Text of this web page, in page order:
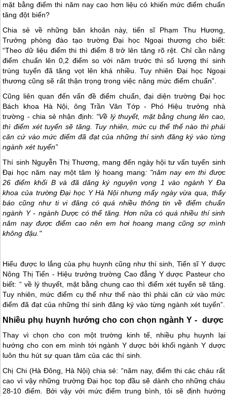
mặt bằng điểm thi năm nay cao hơn liệu có khiến mức điểm chuẩn
tăng đột biến?
Chia sẻ về những băn khoăn này, tiến sĩ Phạm Thu Hương,
Trưởng phòng đào tạo trường Đại học Ngoại thương cho biết:
“Theo dữ liệu điểm thi thì điểm 8 trở lên tăng rõ rệt. Chỉ cần nâng
điểm chuẩn lên 0,2 điểm so với năm trước thì số lượng thí sinh
trúng tuyển đã tăng vọt lên khá nhiều. Tuy nhiên Đại học Ngoại
thương cũng sẽ rất thận trọng trong việc nâng mức điểm chuẩn”.
Cũng liên quan đến vấn đề điểm chuẩn, đại diện trường Đại học
Bách khoa Hà Nội, ông Trần Văn Tớp - Phó Hiệu trưởng nhà
trường - chia sẻ nhận định: “Về lý thuyết, mặt bằng chung lên cao,
thì điểm xét tuyển sẽ tăng. Tuy nhiên, mức cụ thể thế nào thì phải
căn cứ vào mức điểm đã đạt của những thí sinh đăng ký vào từng
ngành xét tuyển”
Thí sinh Nguyễn Thị Thương, mang đến ngày hội tư vấn tuyển sinh
Đại học năm nay một tâm lý hoang mang: "năm nay em thi được
26 điểm khối B và đã dăng ký nguyện vọng 1 vào ngành Y Đa
khoa của trường Đại học Y Hà Nội nhưng mấy ngày vừa qua, thấy
báo cũng như ti vi đăng có quá nhiều thông tin về điểm chuẩn
ngành Y - ngành Dược có thể tăng. Hơn nữa có quá nhiều thí sinh
năm nay được điểm cao nên em hơi hoang mang cũng sợ mình
không đậu."
Hiểu được lo lắng của phụ huynh cũng như thí sinh, Tiến sĩ Y dược
Nông Thị Tiến - Hiệu trưởng trường Cao đẳng Y dược Pasteur cho
biết: “ về lý thuyết, mặt bằng chung cao thì điểm xét tuyển sẽ tăng.
Tuy nhiên, mức điểm cụ thể như thế nào thì phải căn cứ vào mức
điểm đã đạt của những thí sinh đăng ký vào từng ngành xét tuyển”.
Nhiều phụ huynh hướng cho con chọn ngành Y - dược
Thay vì chọn cho con một trường kinh tế, nhiều phụ huynh lại
hướng cho con em mình tới ngành Y dược bởi khối ngành Y dược
luôn thu hút sự quan tâm của các thí sinh.
Chị Chi (Hà Đông, Hà Nội) chia sẻ: “năm nay, điểm thi các cháu rất
cao vì vậy những trường Đại học top đầu sẽ dành cho những cháu
28-10 điểm. Bởi vậy với mức điểm trung bình, tôi sẽ định hướng